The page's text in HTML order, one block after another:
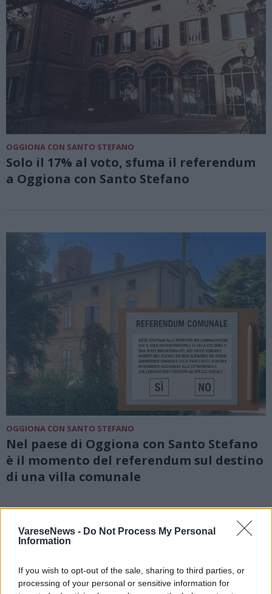
VareseNews - Do Not Process My Personal
Information
If you wish to opt-out of the sale, sharing to third parties, or
processing of your personal or sensitive information for
OGGIONA CON SANTO STEFANO
Solo il 17% al voto, sfuma il referendum
a Oggiona con Santo Stefano
OGGIONA CON SANTO STEFANO
Nel paese di Oggiona con Santo Stefano
è il momento del referendum sul destino
di una villa comunale